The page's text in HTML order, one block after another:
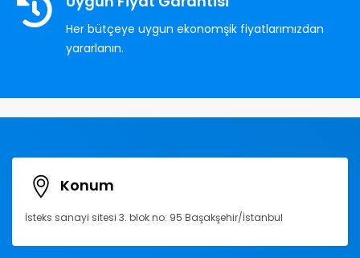
Her bütçeye uygun ekonomşik fiyatlarımızdan
yararlanın.
Konum
İsteks sanayi sitesi 3. blok no: 95 Başakşehir/İstanbul